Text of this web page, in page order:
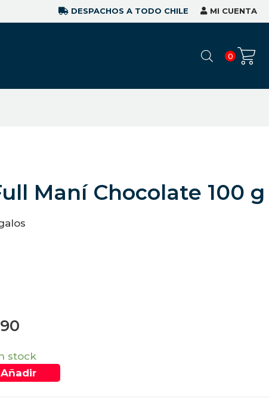
DESPACHOS A TODO CHILE MI CUENTA
0
Maní Chocolate 100 g
stock
Añadir